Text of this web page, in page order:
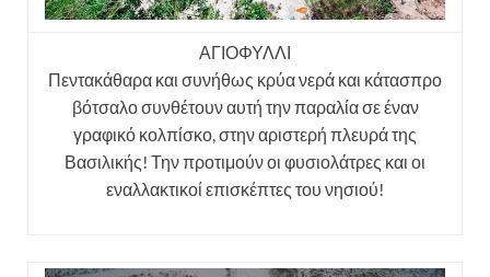
ΑΓΙΟΦΥΛΛΙ
Πεντακάθαρα και συνήθως κρύα νερά και κάτασπρο
βότσαλο συνθέτουν αυτή την παραλία σε έναν
γραφικό κολπίσκο, στην αριστερή πλευρά της
Βασιλικής! Την προτιμούν οι φυσιολάτρες και οι
εναλλακτικοί επισκέπτες του νησιού!